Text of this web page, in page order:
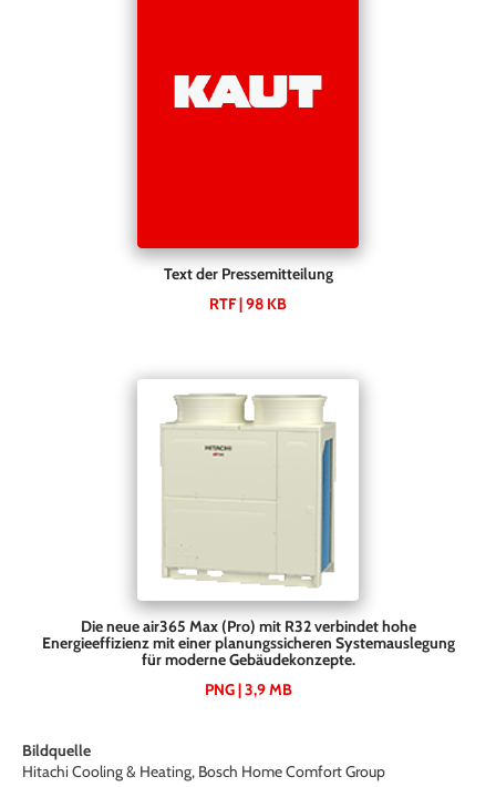
Text der Pressemitteilung
RTF | 98 KB
Die neue air365 Max (Pro) mit R32 verbindet hohe
Energieeffizienz mit einer planungssicheren Systemauslegung
für moderne Gebäudekonzepte.
PNG | 3,9 MB
Bildquelle
Hitachi Cooling & Heating, Bosch Home Comfort Group